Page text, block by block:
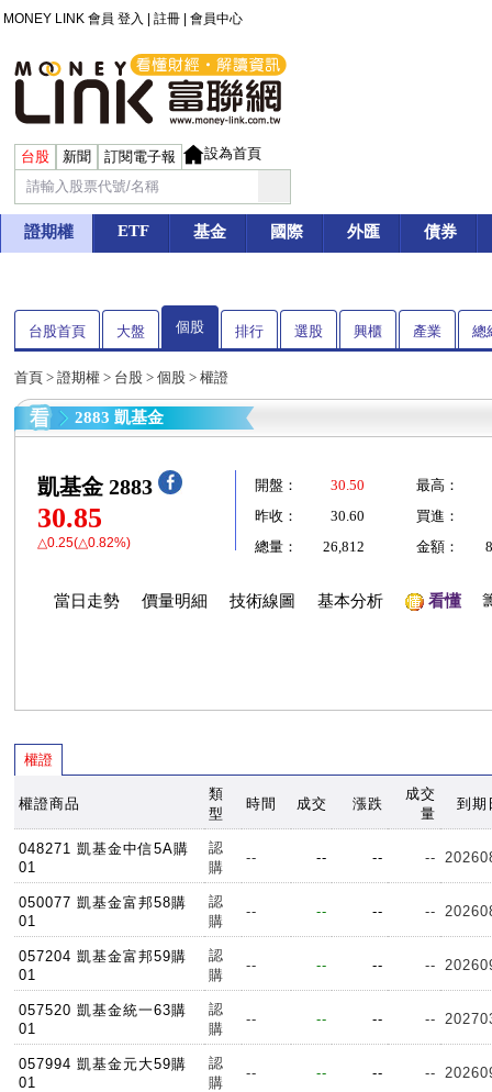
MONEY LINK 會員 登入 註冊 會員中心
台股 新聞 訂閱電子報 設為首頁
證期權 ETF 基金 國際 外匯 債券
台股首頁 大盤 個股 排行 選股 興櫃 產業 總
首頁 > 證期權 > 台股 > 個股 > 權證
2883 凱基金
凱基金 2883
30.85
△0.25(△0.82%)
開盤： 30.50
最高：
昨收：
30.60
買進：
總量：
26,812 金額：
當日走勢 價量明細 技術線圖 基本分析 看懂
權證
權證商品
類
型
時間 成交 漲跌
成交
量
到期
048271 凱基金中信5A購
01
認
購
-- -- -- --
050077 凱基金富邦58購
01
認
購
-- -- -- --
057204 凱基金富邦59購
01
認
購
-- -- -- --
057520 凱基金統一63購
01
認
購
-- -- -- --
057994 凱基金元大59購
01
認
購
-- -- -- --